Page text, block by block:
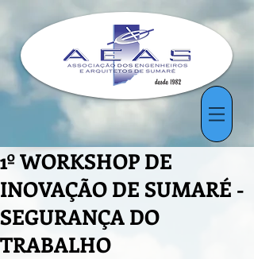
1º WORKSHOP DE
INOVAÇÃO DE SUMARÉ -
SEGURANÇA DO
TRABALHO